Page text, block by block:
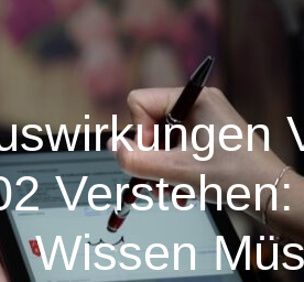
Wissen